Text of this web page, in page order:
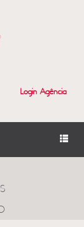
Login Agência